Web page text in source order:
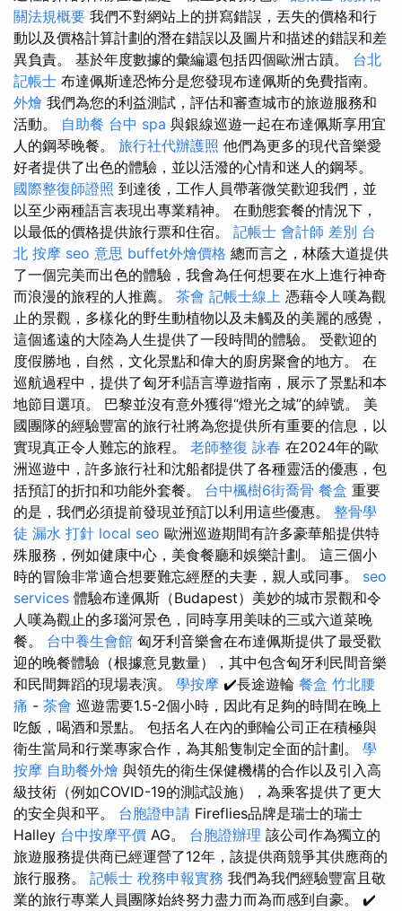
關法規概要 我們不對網站上的拼寫錯誤，丟失的價格和行
動以及價格計算計劃的潛在錯誤以及圖片和描述的錯誤和差
異負責。 基於年度數據的彙編還包括四個歐洲古蹟。 台北
記帳士 布達佩斯達恐怖分是您發現布達佩斯的免費指南。
外燴 我們為您的利益測試，評估和審查城市的旅遊服務和
活動。 自助餐 台中 spa 與銀線巡遊一起在布達佩斯享用宜
人的鋼琴晚餐。 旅行社代辦護照 他們為更多的現代音樂愛
好者提供了出色的體驗，並以活潑的心情和迷人的鋼琴。
國際整復師證照 到達後，工作人員帶著微笑歡迎我們，並
以至少兩種語言表現出專業精神。 在動態套餐的情況下，
以最低的價格提供旅行票和住宿。 記帳士 會計師 差別 台
北 按摩 seo 意思 buffet外燴價格 總而言之，林蔭大道提供
了一個完美而出色的體驗，我會為任何想要在水上進行神奇
而浪漫的旅程的人推薦。 茶會 記帳士線上 憑藉令人嘆為觀
止的景觀，多樣化的野生動植物以及未觸及的美麗的感覺，
這個遙遠的大陸為人生提供了一段時間的體驗。 受歡迎的
度假勝地，自然，文化景點和偉大的廚房聚會的地方。 在
巡航過程中，提供了匈牙利語言導遊指南，展示了景點和本
地節目選項。 巴黎並沒有意外獲得“燈光之城”的綽號。 美
國團隊的經驗豐富的旅行社將為您提供所有重要的信息，以
實現真正令人難忘的旅程。 老師整復 詠春 在2024年的歐
洲巡遊中，許多旅行社和沈船都提供了各種靈活的優惠，包
括預訂的折扣和功能外套餐。 台中楓樹6街喬骨 餐盒 重要
的是，我們必須提前發現並預訂以利用這些優惠。 整骨學
徒 漏水 打針 local seo 歐洲巡遊期間有許多豪華船提供特
殊服務，例如健康中心，美食餐廳和娛樂計劃。 這三個小
時的冒險非常適合想要難忘經歷的夫妻，親人或同事。 seo
services 體驗布達佩斯（Budapest）美妙的城市景觀和令
人嘆為觀止的多瑙河景色，同時享用美味的三或六道菜晚
餐。 台中養生會館 匈牙利音樂會在布達佩斯提供了最受歡
迎的晚餐體驗（根據意見數量），其中包含匈牙利民間音樂
和民間舞蹈的現場表演。 學按摩 ✔️長途遊輪 餐盒 竹北腰
痛 - 茶會 巡遊需要1.5-2個小時，因此有足夠的時間在晚上
吃飯，喝酒和景點。 包括名人在內的郵輪公司正在積極與
衛生當局和行業專家合作，為其船隻制定全面的計劃。 學
按摩 自助餐外燴 與領先的衛生保健機構的合作以及引入高
級技術（例如COVID-19的測試設施），為乘客提供了更大
的安全與和平。 台胞證申請 Fireflies品牌是瑞士的瑞士
Halley 台中按摩平價 AG。 台胞證辦理 該公司作為獨立的
旅遊服務提供商已經運營了12年，該提供商競爭其供應商的
旅行服務。 記帳士 稅務申報實務 我們為我們經驗豐富且敬
業的旅行專業人員團隊始終努力盡力而為而感到自豪。 ✔️